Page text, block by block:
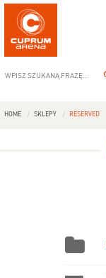
HOME SKLEPY RESERVED